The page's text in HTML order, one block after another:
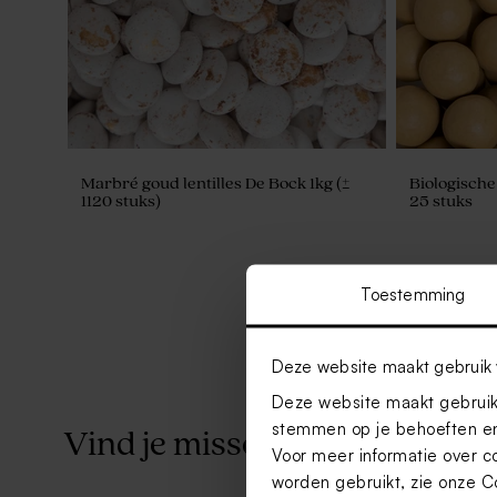
Toestemming
Deze website maakt gebruik
Deze website maakt
stemmen op je behoeften
Voor meer informatie over
worden gebruikt, zie onze
Marbré goud lentilles De Bock 1kg (±
1120 stuks)
25 stuks
Vind je misschien ook leuk